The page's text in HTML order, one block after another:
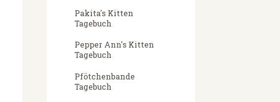
Pakita's Kitten
Tagebuch
Pepper Ann's Kitten
Tagebuch
Pfötchenbande
Tagebuch